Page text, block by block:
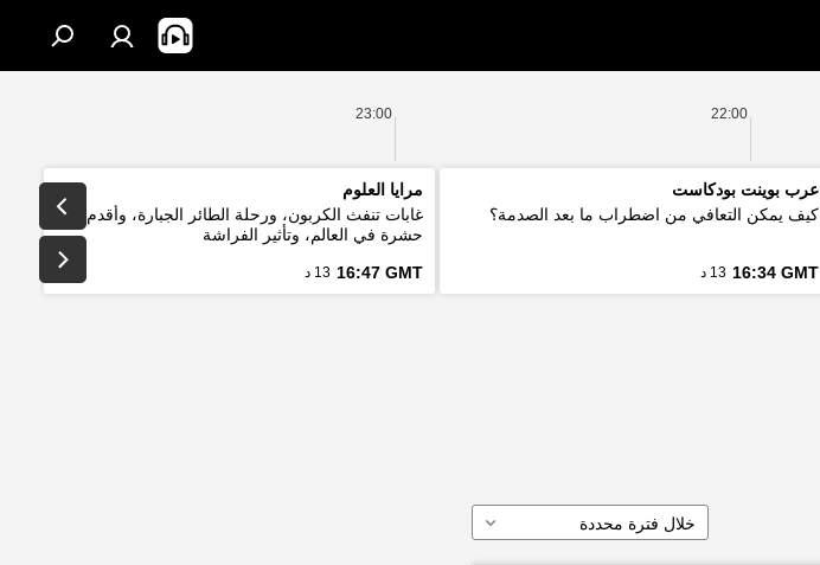
22:00
23:00
عرب بوينت بودكاست
كيف يمكن التعافي من اضطراب ما بعد الصدمة؟
16:34 GMT 13 د
مرايا العلوم
غابات تنفث الكربون، ورحلة الطائر الجبارة، وأقدم
حشرة في العالم، وتأثير الفراشة
16:47 GMT 13 د
خلال فترة محددة